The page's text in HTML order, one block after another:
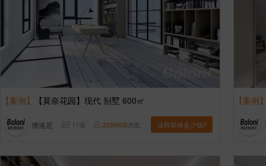
【案例】 【莫奈花园】现代 别墅 600㎡
博洛尼 11张 3359908浏览 这样装修多少钱?
【案例